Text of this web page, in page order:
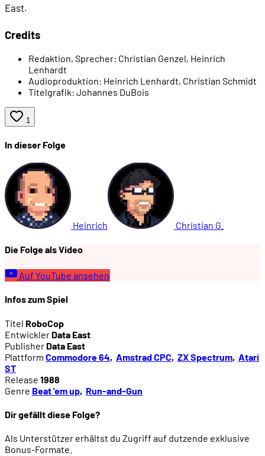
East.
Credits
Redaktion, Sprecher: Christian Genzel, Heinrich
Lenhardt
Audioproduktion: Heinrich Lenhardt, Christian Schmidt
Titelgrafik: Johannes DuBois
1
In dieser Folge
Heinrich Christian G.
Die Folge als Video
Auf YouTube ansehen
Infos zum Spiel
Titel RoboCop
Entwickler Data East
Publisher Data East
Plattform Commodore 64, Amstrad CPC, ZX Spectrum, Atari
ST
Release 1988
Genre Beat 'em up, Run-and-Gun
Dir gefällt diese Folge?
Als Unterstützer erhältst du Zugriff auf dutzende exklusive
Bonus-Formate.